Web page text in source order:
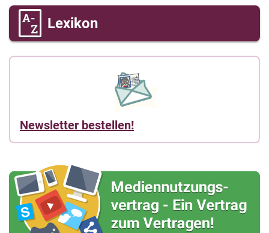
Lexikon
Newsletter bestellen!